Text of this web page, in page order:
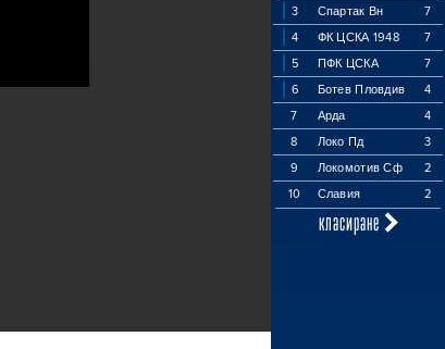
3
Спартак Вн
7
4
ФК ЦСКА 1948
7
5
ПФК ЦСКА
7
6
Ботев Пловдив
4
7
Арда
4
8
Локо Пд
3
9
Локомотив Сф
2
10
Славия 2
класиране